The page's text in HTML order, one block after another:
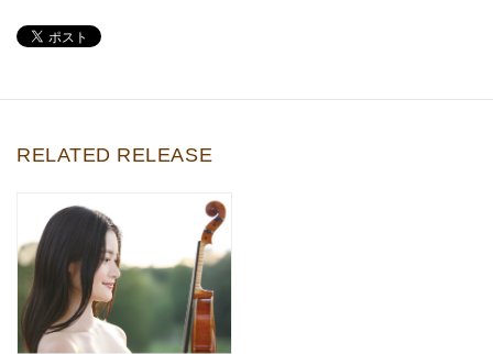
RELATED RELEASE